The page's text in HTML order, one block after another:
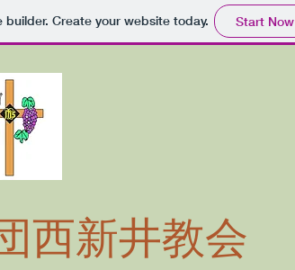
Create your website today. Start Now
西新井教会